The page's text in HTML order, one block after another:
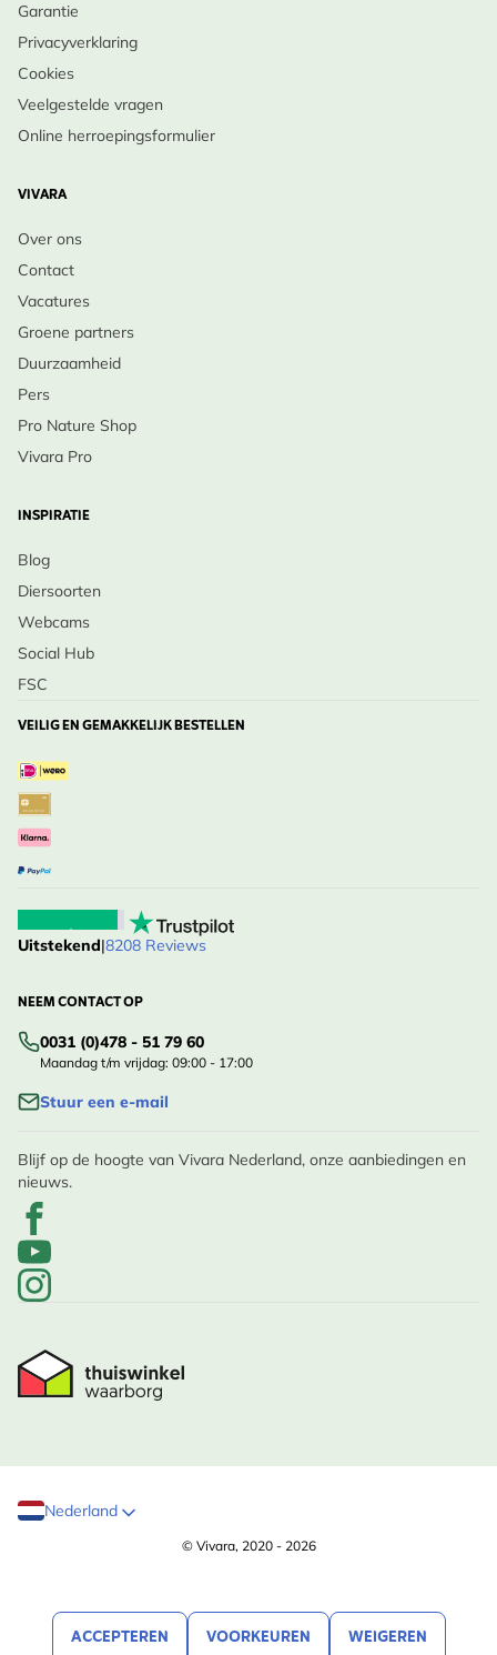
ACCEPTEREN VOORKEUREN WEIGEREN
Garantie
Privacyverklaring
Cookies
Veelgestelde vragen
Online herroepingsformulier
VIVARA
Over ons
Contact
Vacatures
Groene partners
Duurzaamheid
Pers
Pro Nature Shop
Vivara Pro
INSPIRATIE
Blog
Diersoorten
Webcams
Social Hub
FSC
VEILIG EN GEMAKKELIJK BESTELLEN
Uitstekend|8208 Reviews
NEEM CONTACT OP
0031 (0)478 - 51 79 60
Maandag t/m vrijdag: 09:00 - 17:00
Stuur een e-mail
Blijf op de hoogte van Vivara Nederland, onze aanbiedingen en
nieuws.
Nederland
© Vivara, 2020 - 2026